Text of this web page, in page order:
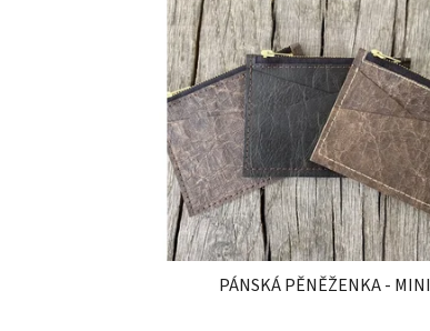
PÁNSKÁ PĚNĚŽENKA - MINI